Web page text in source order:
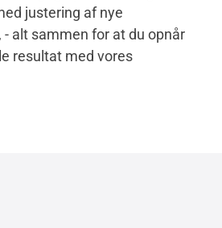
justering af nye
- alt sammen for at du opnår
resultat med vores